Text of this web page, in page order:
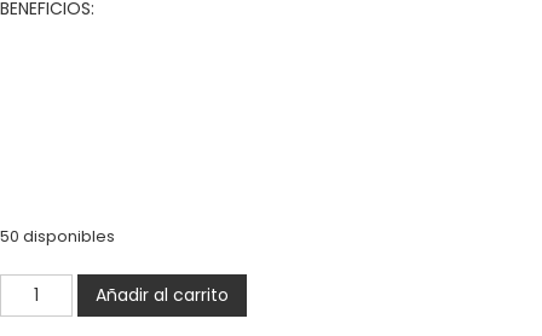
BENEFICIOS:
50 disponibles
Pastas
de
Añadir al carrito